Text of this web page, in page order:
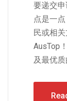
要递交
点是一
民或相
AusTop
及最优质